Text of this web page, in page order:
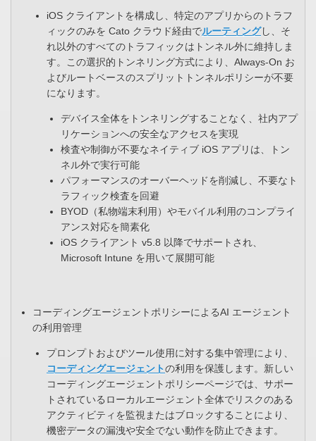
iOS クライアントを構成し、特定のアプリからのトラフ
ィックのみを Cato クラウド経由でルーティングし、そ
れ以外のすべてのトラフィックはトンネル外に維持しま
す。この選択的トンネリング方式により、Always-On お
よびルートベースのスプリットトンネルポリシーが不要
になります。
デバイス全体をトンネリングすることなく、社内アプ
リケーションへの安全なアクセスを実現​
検査や制御が不要なネイティブ iOS アプリは、トン
ネル外で実行可能​
パフォーマンスのオーバーヘッドを削減し、不要なト
ラフィック検査を回避​
BYOD（私物端末利用）やモバイル利用のコンプライ
アンス対応を簡素化​
iOS クライアント v5.8 以降でサポートされ、
Microsoft Intune を用いて展開可能
コーディングエージェントポリシーによるAI エージェント
の利用管理
プロンプトおよびツール使用に対する集中管理により、
コーディングエージェントの利用を保護します。新しい
コーディングエージェントポリシーページでは、サポー
トされているローカルエージェント全体でリスクのある
アクティビティを監視またはブロックすることにより、
機密データの漏洩や安全でない動作を防止できます。